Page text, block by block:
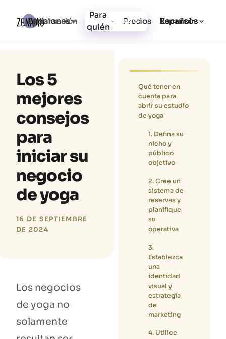
Funciones
Para
quién
Precios Recursos
Iniciar sesión Registrarse Español
Los 5
mejores
consejos
para
iniciar su
negocio
de yoga
16 DE SEPTIEMBRE
DE 2024
Los negocios
de yoga no
solamente
Qué tener en
cuenta para
abrir su estudio
de yoga
1. Defina su
nicho y
público
objetivo
2. Cree un
sistema de
reservas y
planifique
su
operativa
3.
Establezca
una
identidad
visual y
estrategia
de
marketing
4. Utilice